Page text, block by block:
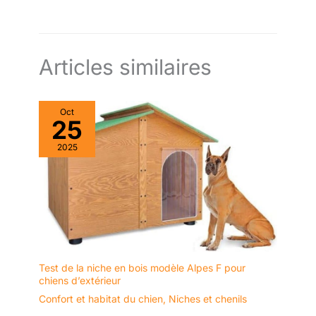
Articles similaires
Oct
25
2025
Test de la niche en bois modèle Alpes F pour
chiens d’extérieur
Confort et habitat du chien, Niches et chenils